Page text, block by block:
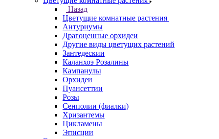
Назад
Цветущие комнатные растения
Антуриумы
Драгоценные орхидеи
Другие виды цветущих растений
Зантедескии
Каланхоэ Розалины
Кампанулы
Орхидеи
Пуансеттии
Розы
Сенполии (фиалки)
Хризантемы
Цикламены
Эписции